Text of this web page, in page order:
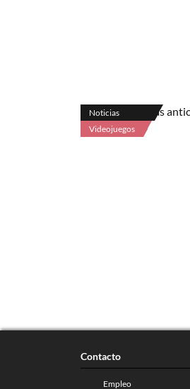
Noticias
Videojuegos
Contacto
Empleo